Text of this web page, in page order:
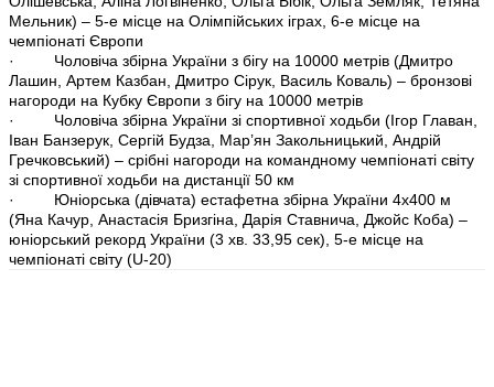
Мельник) – 5-е місце на Олімпійських іграх, 6-е місце на
чемпіонаті Європи
· Чоловіча збірна України з бігу на 10000 метрів (Дмитро
Лашин, Артем Казбан, Дмитро Сірук, Василь Коваль) – бронзові
нагороди на Кубку Європи з бігу на 10000 метрів
· Чоловіча збірна України зі спортивної ходьби (Ігор Главан,
Іван Банзерук, Сергій Будза, Мар’ян Закольницький, Андрій
Гречковський) – срібні нагороди на командному чемпіонаті світу
зі спортивної ходьби на дистанції 50 км
· Юніорська (дівчата) естафетна збірна України 4х400 м
(Яна Качур, Анастасія Бризгіна, Дарія Ставнича, Джойс Коба) –
юніорський рекорд України (3 хв. 33,95 сек), 5-е місце на
чемпіонаті світу (U-20)